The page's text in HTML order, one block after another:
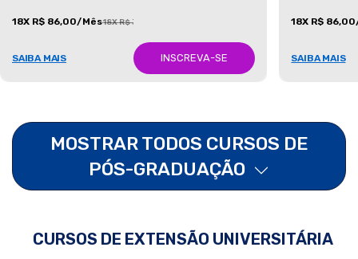
18X R$ 86,00/Mês18X R$ 387,00/Mês
SAIBA MAIS INSCREVA-SE
18X R$
SAIBA MAIS
MOSTRAR TODOS CURSOS DE
PÓS-GRADUAÇÃO
CURSOS DE EXTENSÃO UNIVERSITÁRIA